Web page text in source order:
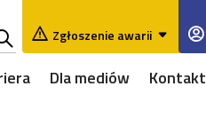
Zgłoszenie awarii
Dla mediów Kontakt